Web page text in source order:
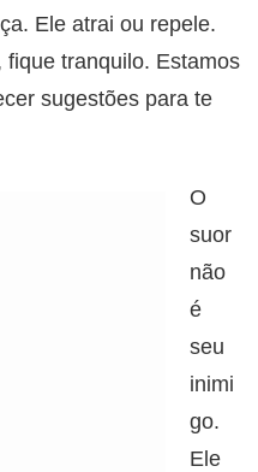
Ele atrai ou repele.
fique tranquilo. Estamos
sugestões para te
O
suor
não
é
seu
inimi
go.
Ele